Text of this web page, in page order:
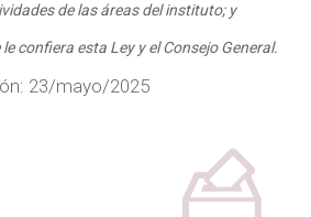
de las áreas del instituto; y
confiera esta Ley y el Consejo General.
23/mayo/2025